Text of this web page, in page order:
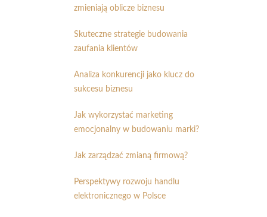
zmieniają oblicze biznesu
Skuteczne strategie budowania
zaufania klientów
Analiza konkurencji jako klucz do
sukcesu biznesu
Jak wykorzystać marketing
emocjonalny w budowaniu marki?
Jak zarządzać zmianą firmową?
Perspektywy rozwoju handlu
elektronicznego w Polsce